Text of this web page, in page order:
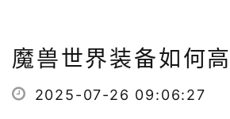
魔兽世界装备如何
2025-07-26 09:06:27